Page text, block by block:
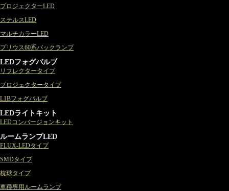
プロジェクターLED
ステルスLED
マルチカラーLED
プリウス60系バックランプ
LEDフォグバルブ
リフレクタータイプ
プロジェクタータイプ
L1Bフォグバルブ
LEDライトキット
LEDコンバージョンキット
ルームランプLED
FLUX-LEDタイプ
SMDタイプ
枕球タイプ
車種専用ルームランプ